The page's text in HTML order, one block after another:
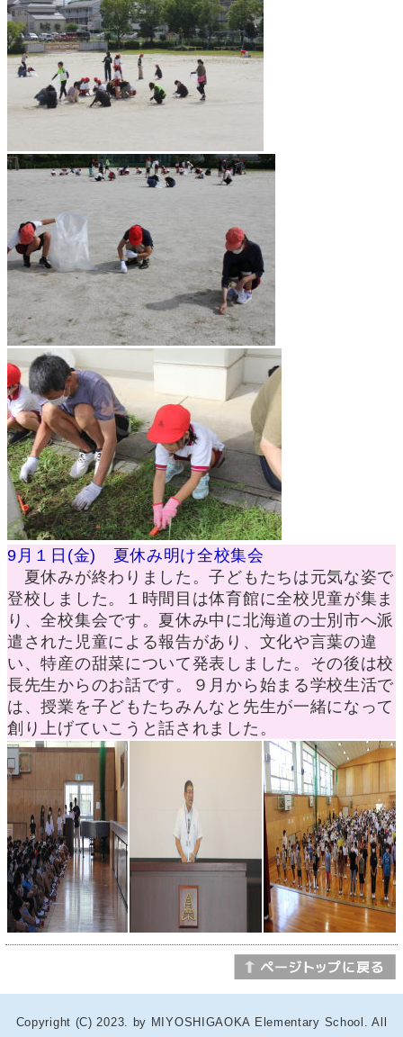
9月１日(金) 夏休み明け全校集会
夏休みが終わりました。子どもたちは元気な姿で
登校しました。１時間目は体育館に全校児童が集ま
り、全校集会です。夏休み中に北海道の士別市へ派
遣された児童による報告があり、文化や言葉の違
い、特産の甜菜について発表しました。その後は校
長先生からのお話です。９月から始まる学校生活で
は、授業を子どもたちみんなと先生が一緒になって
創り上げていこうと話されました。
Copyright (C) 2023. by MIYOSHIGAOKA Elementary School. All